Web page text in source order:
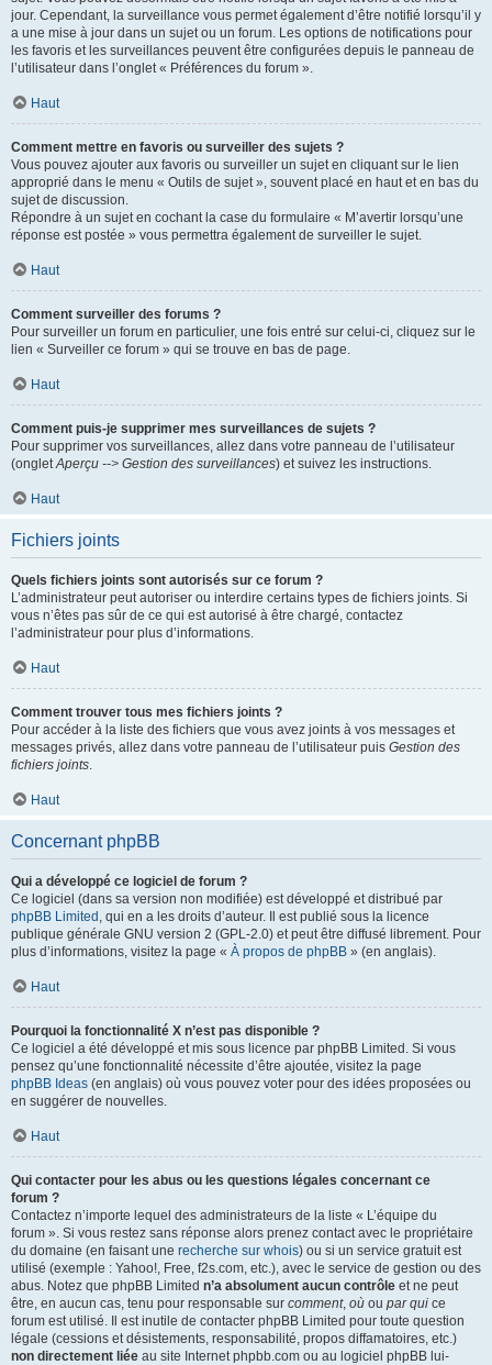
jour. Cependant, la surveillance vous permet également d’être notifié lorsqu’il y
a une mise à jour dans un sujet ou un forum. Les options de notifications pour
les favoris et les surveillances peuvent être configurées depuis le panneau de
l’utilisateur dans l’onglet « Préférences du forum ».
Haut
Comment mettre en favoris ou surveiller des sujets ?
Vous pouvez ajouter aux favoris ou surveiller un sujet en cliquant sur le lien
approprié dans le menu « Outils de sujet », souvent placé en haut et en bas du
sujet de discussion.
Répondre à un sujet en cochant la case du formulaire « M’avertir lorsqu’une
réponse est postée » vous permettra également de surveiller le sujet.
Haut
Comment surveiller des forums ?
Pour surveiller un forum en particulier, une fois entré sur celui-ci, cliquez sur le
lien « Surveiller ce forum » qui se trouve en bas de page.
Haut
Comment puis-je supprimer mes surveillances de sujets ?
Pour supprimer vos surveillances, allez dans votre panneau de l’utilisateur
(ongletAperçu --> Gestion des surveillances) et suivez les instructions.
Haut
Fichiers joints
Quels fichiers joints sont autorisés sur ce forum ?
L’administrateur peut autoriser ou interdire certains types de fichiers joints. Si
vous n’êtes pas sûr de ce qui est autorisé à être chargé, contactez
l’administrateur pour plus d’informations.
Haut
Comment trouver tous mes fichiers joints ?
Pour accéder à la liste des fichiers que vous avez joints à vos messages et
messages privés, allez dans votre panneau de l’utilisateur puis Gestion des
fichiers joints.
Haut
Concernant phpBB
Qui a développé ce logiciel de forum ?
Ce logiciel (dans sa version non modifiée) est développé et distribué par
phpBB Limited , qui en a les droits d’auteur. Il est publié sous la licence
publique générale GNU version 2 (GPL-2.0) et peut être diffusé librement. Pour
plus d’informations, visitez la page « À propos de phpBB » (en anglais).
Haut
Pourquoi la fonctionnalité X n’est pas disponible ?
Ce logiciel a été développé et mis sous licence par phpBB Limited. Si vous
pensez qu’une fonctionnalité nécessite d’être ajoutée, visitez la page
phpBB Ideas (en anglais) où vous pouvez voter pour des idées proposées ou
en suggérer de nouvelles.
Haut
Qui contacter pour les abus ou les questions légales concernant ce
forum ?
Contactez n’importe lequel des administrateurs de la liste « L’équipe du
forum ». Si vous restez sans réponse alors prenez contact avec le propriétaire
du domaine (en faisant une recherche sur whois) ou si un service gratuit est
utilisé (exemple : Yahoo!, Free, f2s.com, etc.), avec le service de gestion ou des
abus. Notez que phpBB Limited n’a absolument aucun contrôle et ne peut
être, en aucun cas, tenu pour responsable sur comment, où ou par qui ce
forum est utilisé. Il est inutile de contacter phpBB Limited pour toute question
légale (cessions et désistements, responsabilité, propos diffamatoires, etc.)
non directement liée au site Internet phpbb.com ou au logiciel phpBB lui-